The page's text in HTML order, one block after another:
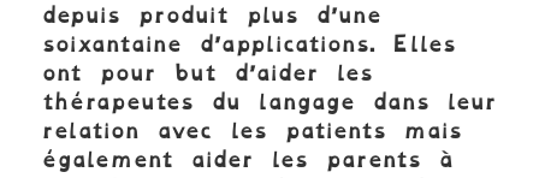
depuis produit plus d’une
soixantaine d’applications. Elles
ont pour but d’aider les
thérapeutes du langage dans leur
relation avec les patients mais
également aider les parents à